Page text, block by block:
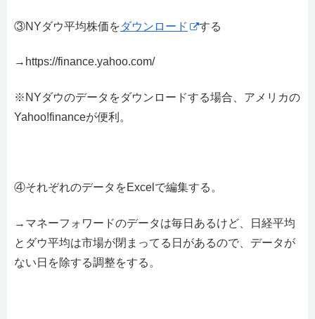
③NYダウ平均株価をダウンロード する
→https://finance.yahoo.com/
※NYダウのデータをダウンロードする場合、アメリカの
Yahoo!financeが便利。
④それぞれのデータをExcelで編集する。
→マネーフォワードのデータは毎日あるけど、日経平均
とダウ平均は市場が閉まってる日があるので、データが
ない日を除する調整をする。